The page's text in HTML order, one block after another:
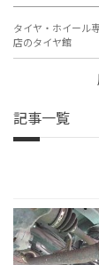
タイヤ・ホイール
店のタイヤ館
記事一覧